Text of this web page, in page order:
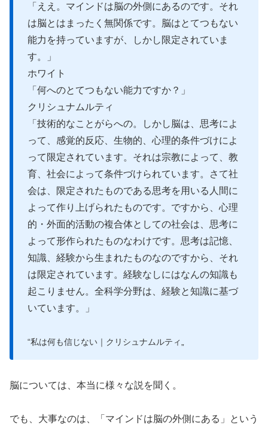
「ええ。マインドは脳の外側にあるのです。それ
は脳とはまったく無関係です。脳はとてつもない
能力を持っていますが、しかし限定されていま
す。」
ホワイト
「何へのとてつもない能力ですか？」
クリシュナムルティ
「技術的なことがらへの。しかし脳は、思考によ
って、感覚的反応、生物的、心理的条件づけによ
って限定されています。それは宗教によって、教
育、社会によって条件づけられています。さて社
会は、限定されたものである思考を用いる人間に
よって作り上げられたものです。ですから、心理
的・外面的活動の複合体としての社会は、思考に
よって形作られたものなわけです。思考は記憶、
知識、経験から生まれたものなのですから、それ
は限定されています。経験なしにはなんの知識も
起こりません。全科学分野は、経験と知識に基づ
いています。」
“私は何も信じない｜クリシュナムルティ„
脳については、本当に様々な説を聞く。
でも、大事なのは、「マインドは脳の外側にある」という